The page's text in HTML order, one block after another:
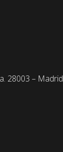
28003 – Madrid